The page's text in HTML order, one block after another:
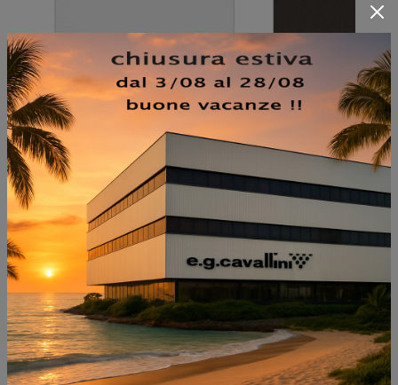
NON PERDERTI ANCHE: